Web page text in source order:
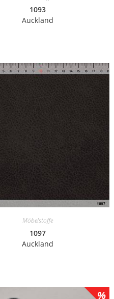
1093
Auckland
Möbelstoffe
1097
Auckland